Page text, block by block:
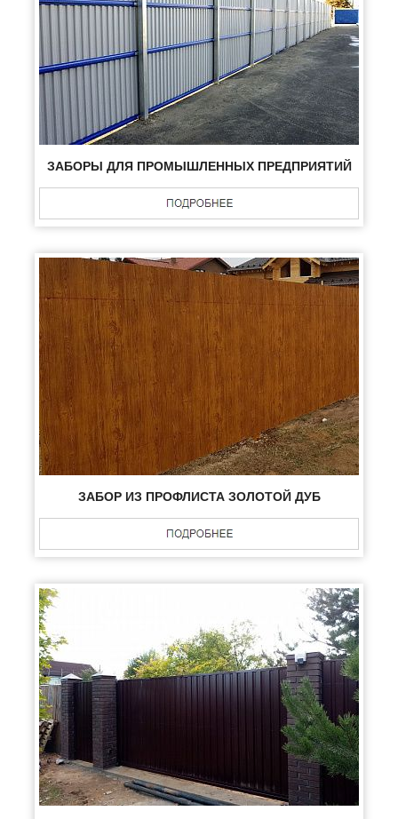
ЗАБОРЫ ДЛЯ ПРОМЫШЛЕННЫХ ПРЕДПРИЯТИЙ
ЗАБОР ИЗ ПРОФЛИСТА ЗОЛОТОЙ ДУБ